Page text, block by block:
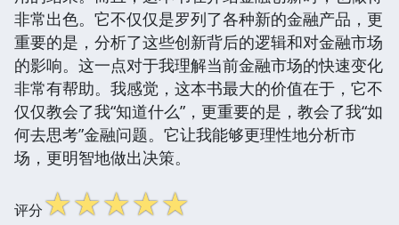
非常出色。它不仅仅是罗列了各种新的金融产品，更
重要的是，分析了这些创新背后的逻辑和对金融市场
的影响。这一点对于我理解当前金融市场的快速变化
非常有帮助。我感觉，这本书最大的价值在于，它不
仅仅教会了我“知道什么”，更重要的是，教会了我“如
何去思考”金融问题。它让我能够更理性地分析市
场，更明智地做出决策。
评分☆☆☆☆☆